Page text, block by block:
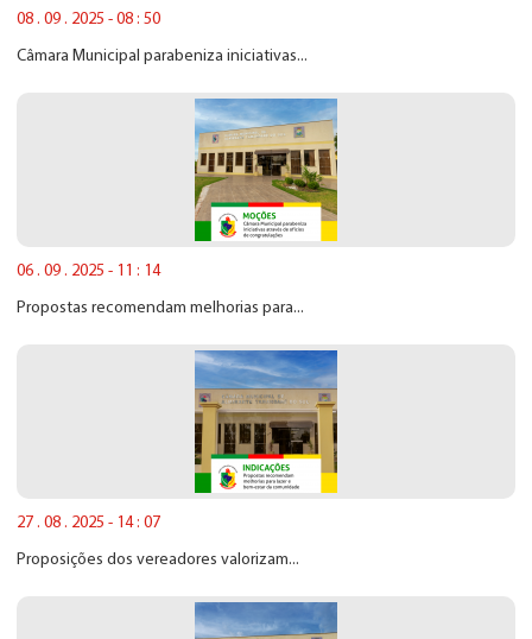
08 . 09 . 2025 - 08 : 50
Câmara Municipal parabeniza iniciativas...
06 . 09 . 2025 - 11 : 14
Propostas recomendam melhorias para...
27 . 08 . 2025 - 14 : 07
Proposições dos vereadores valorizam...